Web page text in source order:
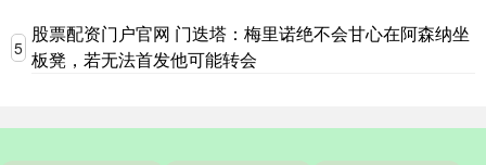
5
股票配资门户官网 门迭塔：梅里诺绝不会甘心在阿森纳坐
板凳，若无法首发他可能转会